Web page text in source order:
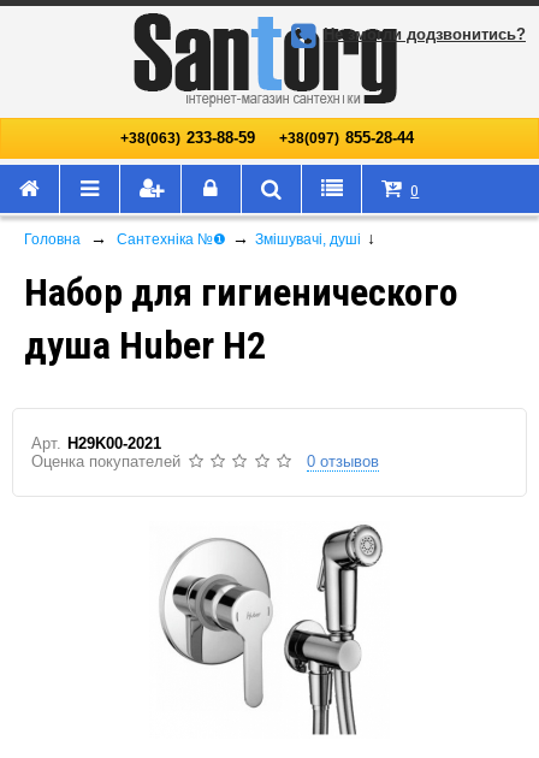
+38(063) 233-88-59 +38(097) 855-28-44
Не змогли додзвонитись?
0
Головна → Сантехніка №❶ → Змішувачі, душі ↓
Набор для гигиенического
душа Huber H2
Арт. H29K00-2021
Оценка покупателей
0 отзывов